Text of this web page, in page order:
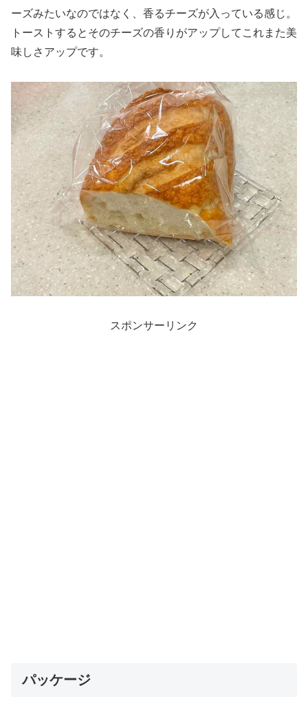
ーズみたいなのではなく、香るチーズが入っている感じ。
トーストするとそのチーズの香りがアップしてこれまた美
味しさアップです。
スポンサーリンク
パッケージ